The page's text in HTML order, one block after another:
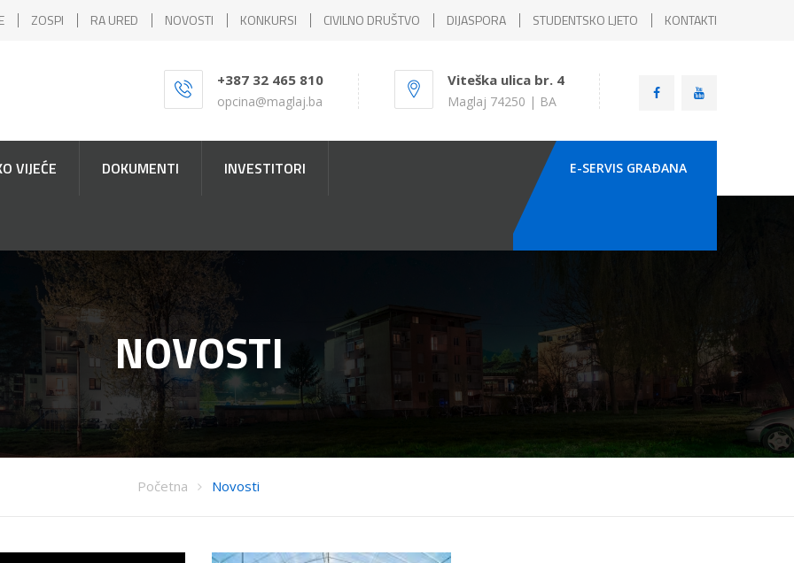
ZOSPI RA URED NOVOSTI KONKURSI CIVILNO DRUŠTVO DIJASPORA STUDENTSKO LJETO KONTAKTI
+387 32 465 810
opcina@maglaj.ba
Viteška ulica br. 4
Maglaj 74250 | BA
VIJEĆE DOKUMENTI INVESTITORI E-SERVIS GRAÐANA
NOVOSTI
Početna Novosti